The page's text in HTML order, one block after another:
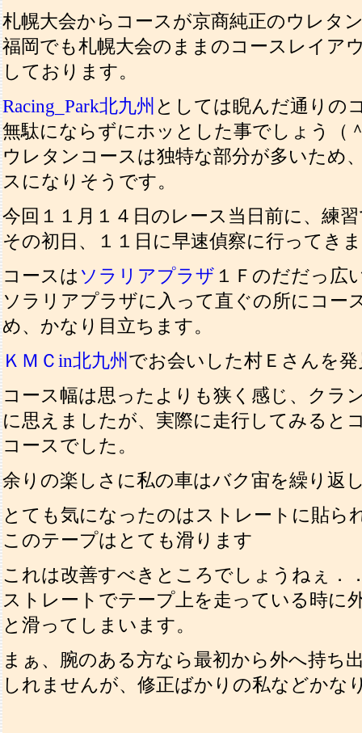
札幌大会からコースが京商純正のウレタ
福岡でも札幌大会のままのコースレイア
しております。
Racing_Park北九州 としては睨んだ通りの
無駄にならずにホッとした事でしょう（
ウレタンコースは独特な部分が多いため
スになりそうです。
今回１１月１４日のレース当日前に、
その初日、１１日に早速偵察に行ってき
コースは ソラリアプラザ １Ｆのだだっ
ソラリアプラザに入って直ぐの所にコー
め、かなり目立ちます。
ＫＭＣin北九州 でお会いした村Ｅさんを
コース幅は思ったよりも狭く感じ、クラ
に思えましたが、実際に走行してみると
コースでした。
余りの楽しさに私の車はバク宙を繰り返
とても気になったのはストレートに貼ら
このテープはとても滑ります
これは改善すべきところでしょうねぇ．
ストレートでテープ上を走っている時に
と滑ってしまいます。
まぁ、腕のある方なら最初から外へ持ち
しれませんが、修正ばかりの私などかな